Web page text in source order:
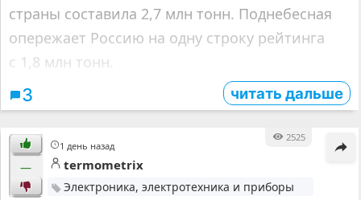
страны составила 2,7 млн тонн. Поднебесная
опережает Россию на одну строку рейтинга
с 1,8 млн тонн.
3 читать дальше
1 день назад
2525
— termometrix
Электроника, электротехника и приборы